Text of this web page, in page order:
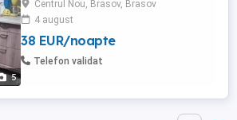
5
Coresi prețuri începând de la 200 ron
Centrul Nou, Brasov, Brasov
4 august
38 EUR/noapte
Telefon validat